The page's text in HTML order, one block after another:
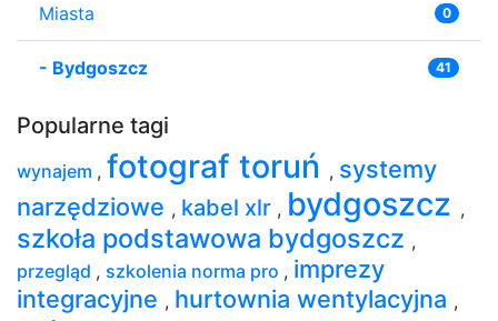
Miasta 0
- Bydgoszcz 41
Popularne tagi
wynajem , fotograf toruń , systemy
narzędziowe , kabel xlr , bydgoszcz ,
szkoła podstawowa bydgoszcz ,
przegląd , szkolenia norma pro , imprezy
integracyjne , hurtownia wentylacyjna ,